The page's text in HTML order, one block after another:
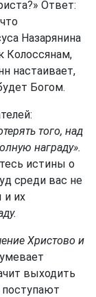
Ответ:
Назарянина
Колоссянам,
настаивает,
Богом.
того, над
награду».
истины о
среди вас не
и их
Христово и
выходить